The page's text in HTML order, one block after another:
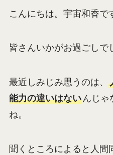
こんにちは。宇宙和香で
皆さんいかがお過ごしで
最近しみじみ思うのは、
能力の違いはないんじゃ
ね。
聞くところによると人間